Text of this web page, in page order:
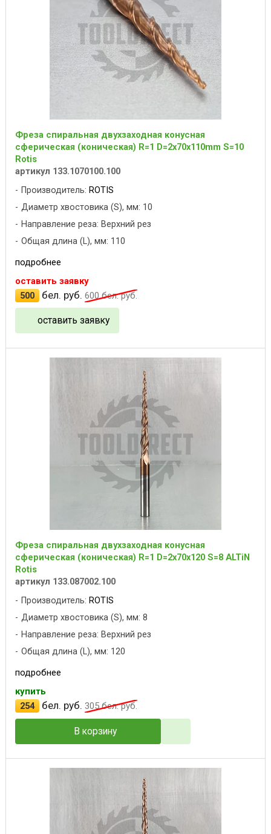
Фреза спиральная двухзаходная конусная
сферическая (коническая) R=1 D=2x70x110mm S=10
Rotis
артикул 133.1070100.100
Производитель: ROTIS
Диаметр хвостовика (S), мм: 10
Направление реза: Верхний рез
Общая длина (L), мм: 110
подробнее
оставить заявку
500
бел. руб. 600бел. руб.
оставить заявку
Фреза спиральная двухзаходная конусная
сферическая (коническая) R=1 D=2x70x120 S=8 ALTiN
Rotis
артикул 133.087002.100
Производитель: ROTIS
Диаметр хвостовика (S), мм: 8
Направление реза: Верхний рез
Общая длина (L), мм: 120
подробнее
купить
254
бел. руб. 305бел. руб.
В корзину